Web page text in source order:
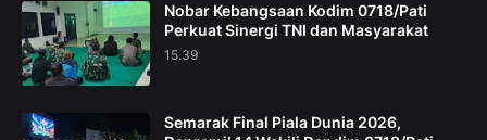
Nobar Kebangsaan Kodim 0718/Pati
Perkuat Sinergi TNI dan Masyarakat
15.39
Semarak Final Piala Dunia 2026,